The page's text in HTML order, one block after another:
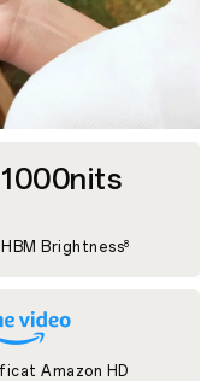
1000nits
HBM Brightness8
Amazon HD